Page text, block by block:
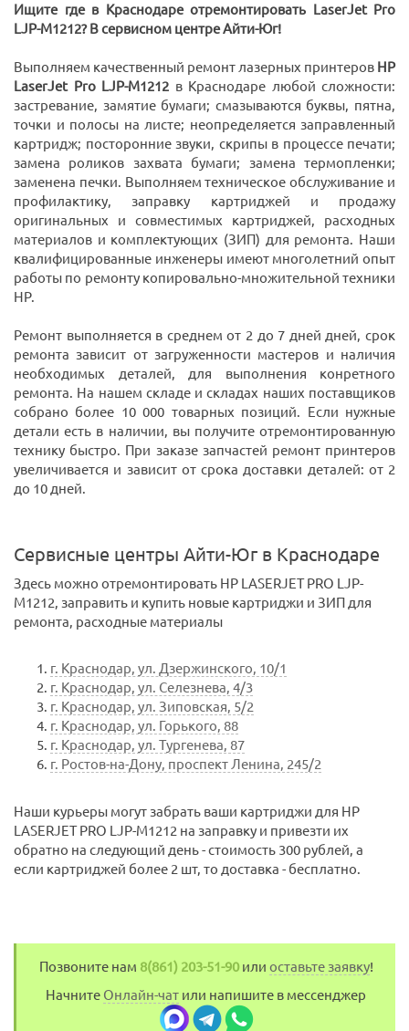
Ищите где в Краснодаре отремонтировать LaserJet Pro
LJP-M1212? В сервисном центре Айти-Юг!
Выполняем качественный ремонт лазерных принтеров HP
LaserJet Pro LJP-M1212 в Краснодаре любой сложности:
застревание, замятие бумаги; смазываются буквы, пятна,
точки и полосы на листе; неопределяется заправленный
картридж; посторонние звуки, скрипы в процессе печати;
замена роликов захвата бумаги; замена термопленки;
заменена печки. Выполняем техническое обслуживание и
профилактику, заправку картриджей и продажу
оригинальных и совместимых картриджей, расходных
материалов и комплектующих (ЗИП) для ремонта. Наши
квалифицированные инженеры имеют многолетний опыт
работы по ремонту копировально-множительной техники
HP.
Ремонт выполняется в среднем от 2 до 7 дней дней, срок
ремонта зависит от загруженности мастеров и наличия
необходимых деталей, для выполнения конретного
ремонта. На нашем складе и складах наших поставщиков
собрано более 10 000 товарных позиций. Если нужные
детали есть в наличии, вы получите отремонтированную
технику быстро. При заказе запчастей ремонт принтеров
увеличивается и зависит от срока доставки деталей: от 2
до 10 дней.
Сервисные центры Айти-Юг в Краснодаре
Здесь можно отремонтировать HP LASERJET PRO LJP-
M1212, заправить и купить новые картриджи и ЗИП для
ремонта, расходные материалы
г. Краснодар, ул. Дзержинского, 10/1
г. Краснодар, ул. Селезнева, 4/3
г. Краснодар, ул. Зиповская, 5/2
г. Краснодар, ул. Горького, 88
г. Краснодар, ул. Тургенева, 87
г. Ростов-на-Дону, проспект Ленина, 245/2
Наши курьеры могут забрать ваши картриджи для HP
LASERJET PRO LJP-M1212 на заправку и привезти их
обратно на следующий день - стоимость 300 рублей, а
если картриджей более 2 шт, то доставка - бесплатно.
Позвоните нам 8(861) 203-51-90или оставьте заявку!
Начните Онлайн-чат или напишите в мессенджер